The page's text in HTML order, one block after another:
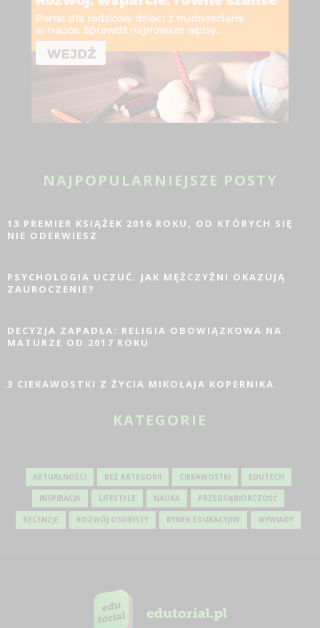
NAJPOPULARNIEJSZE POSTY
13 PREMIER KSIĄŻEK 2016 ROKU, OD KTÓRYCH SIĘ
NIE ODERWIESZ
PSYCHOLOGIA UCZUĆ. JAK MĘŻCZYŹNI OKAZUJĄ
ZAUROCZENIE?
DECYZJA ZAPADŁA: RELIGIA OBOWIĄZKOWA NA
MATURZE OD 2017 ROKU
3 CIEKAWOSTKI Z ŻYCIA MIKOŁAJA KOPERNIKA
KATEGORIE
AKTUALNOŚCI BEZ KATEGORII CIEKAWOSTKI EDUTECH
INSPIRACJA LIFESTYLE NAUKA PRZEDSIĘBIORCZOŚĆ
RECENZJE ROZWÓJ OSOBISTY RYNEK EDUKACYJNY WYWIADY